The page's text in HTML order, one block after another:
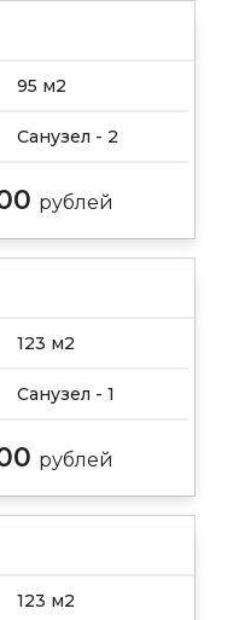
95 м2
Санузел - 2
рублей
123 м2
Санузел - 1
рублей
123 м2